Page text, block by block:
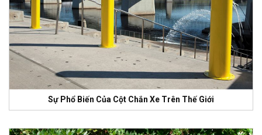
Sự Phổ Biến Của Cột Chắn Xe Trên Thế Giới